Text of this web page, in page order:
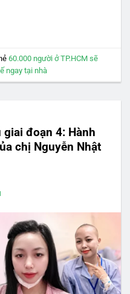
60.000 người ở TP.HCM sẽ
ngay tại nhà
đoạn 4: Hành
chị Nguyễn Nhật